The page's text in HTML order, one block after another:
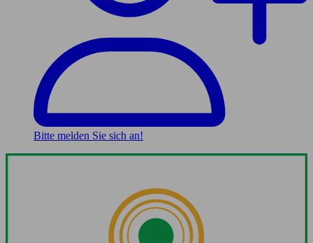
Bitte melden Sie sich an!